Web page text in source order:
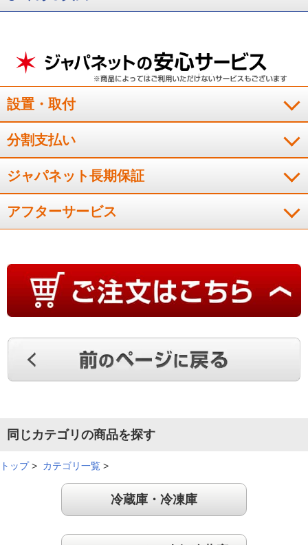
い。ボトルコーナーに保存した野菜の乾燥が気になる場合はラップや袋に入
設置・取付
分割支払い
ジャパネット長期保証
アフターサービス
同じカテゴリの商品を探す
トップ> カテゴリ一覧 >
冷蔵庫・冷凍庫